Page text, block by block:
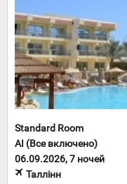
Standard Room
AI (Все включено)
06.09.2026, 7 ночей
Таллінн